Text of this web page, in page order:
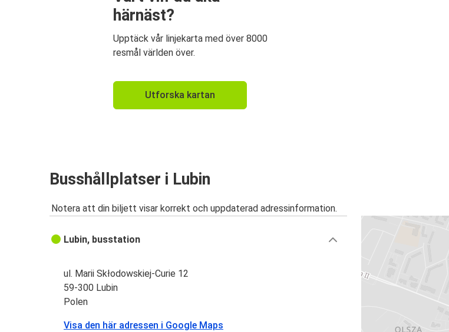
härnäst?
Upptäck vår linjekarta med över 8000
resmål världen över.
Utforska kartan
Busshållplatser i Lubin
Notera att din biljett visar korrekt och uppdaterad adressinformation.
Lubin, busstation
ul. Marii Skłodowskiej-Curie 12
59-300 Lubin
Polen
Visa den här adressen i Google Maps